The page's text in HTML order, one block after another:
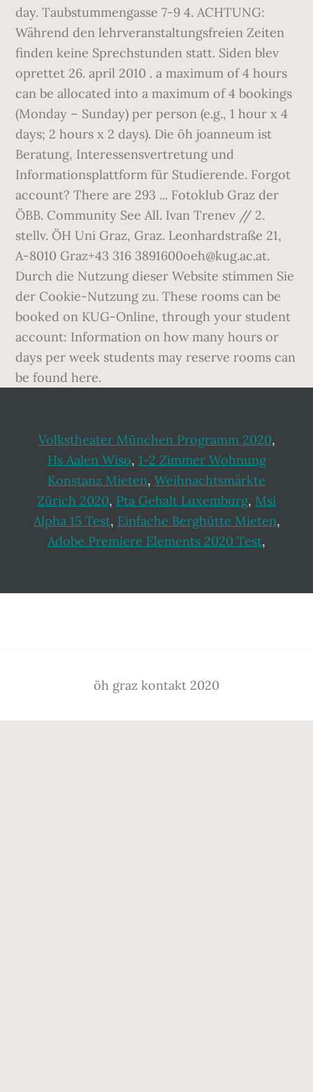
Volkstheater München Programm 2020,
Hs Aalen Wiso, 1-2 Zimmer Wohnung
Konstanz Mieten, Weihnachtsmärkte
Zürich 2020, Pta Gehalt Luxemburg, Msi
Alpha 15 Test, Einfache Berghütte Mieten,
Adobe Premiere Elements 2020 Test,
öh graz kontakt 2020